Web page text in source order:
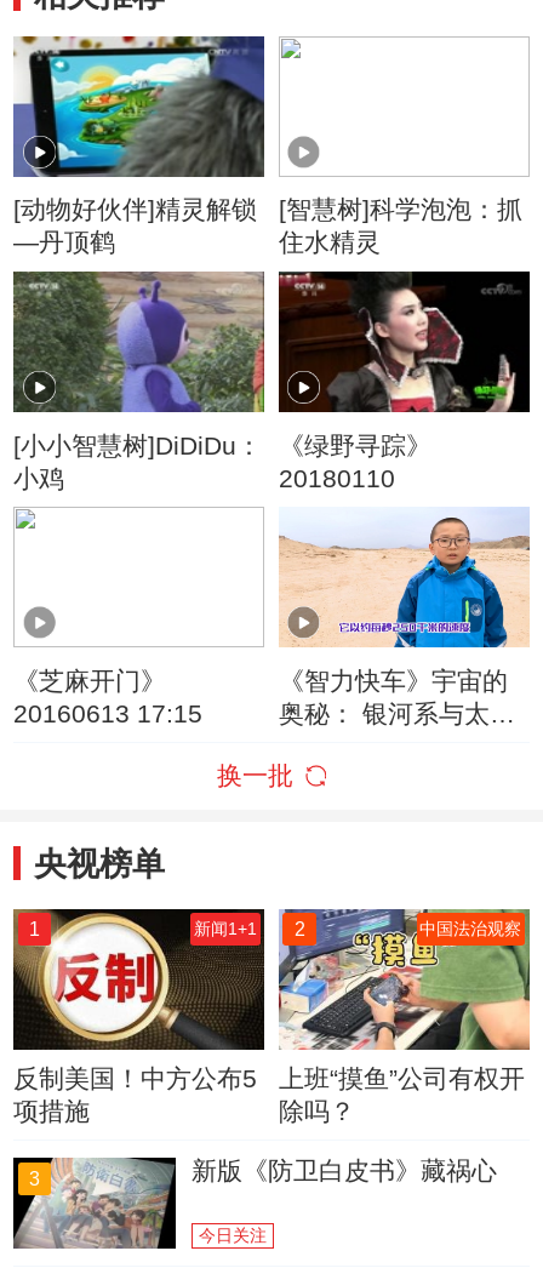
[动物好伙伴]精灵解锁
—丹顶鹤
[智慧树]科学泡泡：抓
住水精灵
[小小智慧树]DiDiDu：
小鸡
《绿野寻踪》
20180110
《芝麻开门》
20160613 17:15
《智力快车》宇宙的
奥秘： 银河系与太阳
换一批
央视榜单
1 新闻1+1
反制美国！中方公布5
项措施
2 中国法治观察
上班“摸鱼”公司有权开
除吗？
3 新版《防卫白皮书》藏祸心
今日关注